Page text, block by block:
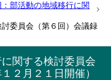
部活動の地域移行に関
委員会（第６回）会議録
関する検討委員会
２月２１日開催）